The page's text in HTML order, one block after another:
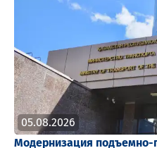
05.08.2026
Модернизация подъемно-